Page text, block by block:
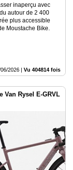
inaperçu avec
autour de 2 400
plus accessible
Moustache Bike.
2026 | Vu 404814 fois
Van Rysel E-GRVL